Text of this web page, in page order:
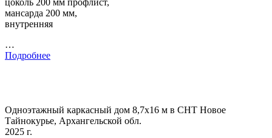
цоколь 200 мм профлист,
мансарда 200 мм,
внутренняя
…
Подробнее
Одноэтажный каркасный дом 8,7х16 м в СНТ Новое
Тайнокурье, Архангельской обл.
2025 г.